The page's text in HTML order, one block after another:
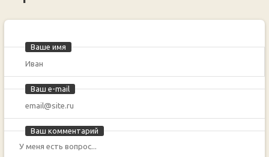
Ваше имя
Ваш e-mail
Ваш комментарий